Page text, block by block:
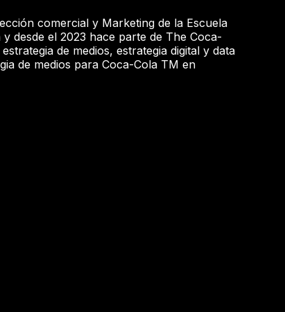
comercial y Marketing de la Escuela
desde el 2023 hace parte de The Coca-
de medios, estrategia digital y data
de medios para Coca-Cola TM en